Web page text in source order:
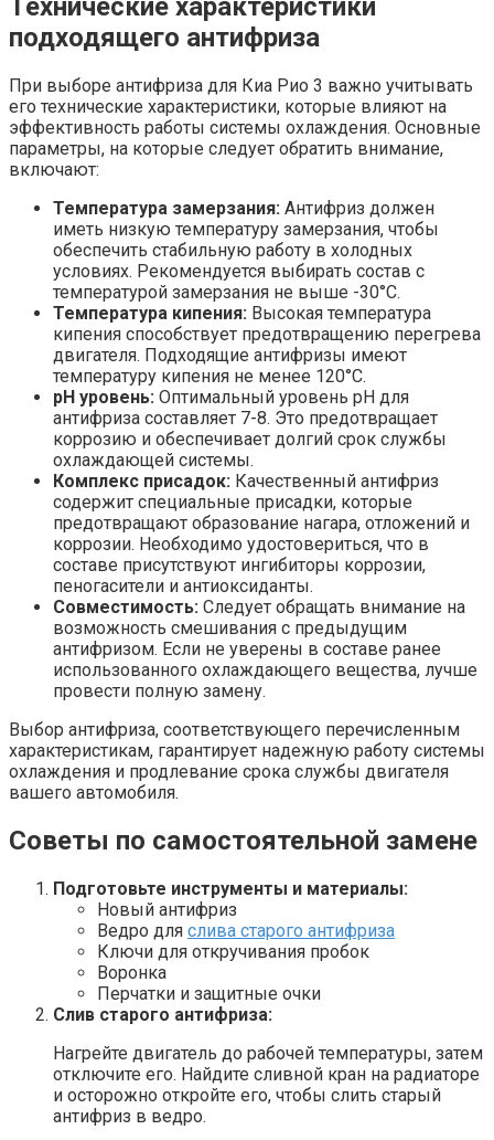
Технические характеристики
подходящего антифриза
При выборе антифриза для Киа Рио 3 важно учитывать
его технические характеристики, которые влияют на
эффективность работы системы охлаждения. Основные
параметры, на которые следует обратить внимание,
включают:
Температура замерзания: Антифриз должен
иметь низкую температуру замерзания, чтобы
обеспечить стабильную работу в холодных
условиях. Рекомендуется выбирать состав с
температурой замерзания не выше -30°C.
Температура кипения: Высокая температура
кипения способствует предотвращению перегрева
двигателя. Подходящие антифризы имеют
температуру кипения не менее 120°C.
pH уровень: Оптимальный уровень pH для
антифриза составляет 7-8. Это предотвращает
коррозию и обеспечивает долгий срок службы
охлаждающей системы.
Комплекс присадок: Качественный антифриз
содержит специальные присадки, которые
предотвращают образование нагара, отложений и
коррозии. Необходимо удостовериться, что в
составе присутствуют ингибиторы коррозии,
пеногасители и антиоксиданты.
Совместимость: Следует обращать внимание на
возможность смешивания с предыдущим
антифризом. Если не уверены в составе ранее
использованного охлаждающего вещества, лучше
провести полную замену.
Выбор антифриза, соответствующего перечисленным
характеристикам, гарантирует надежную работу системы
охлаждения и продлевание срока службы двигателя
вашего автомобиля.
Советы по самостоятельной замене
Подготовьте инструменты и материалы:
Новый антифриз
Ведро для слива старого антифриза
Ключи для откручивания пробок
Воронка
Перчатки и защитные очки
Слив старого антифриза:
Нагрейте двигатель до рабочей температуры, затем
отключите его. Найдите сливной кран на радиаторе
и осторожно откройте его, чтобы слить старый
антифриз в ведро.